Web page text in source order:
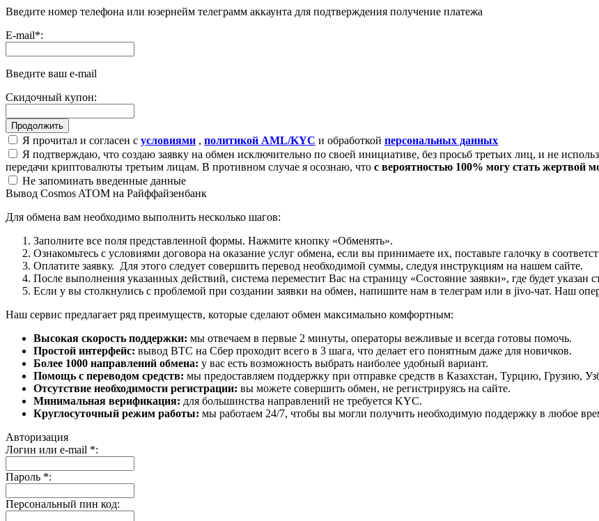
Введите номер телефона или юзернейм телеграмм аккаунта для подтверждения получение платежа
E-mail*:
Введите ваш e-mail
Скидочный купон:
Я прочитал и согласен с условиями , политикой AML/KYC и обработкой персональных данных
Я подтверждаю, что создаю заявку на обмен исключительно по своей инициативе, без просьб третьих лиц, и не
передачи криптовалюты третьим лицам. В противном случае я осознаю, что с вероятностью 100% могу стать жертвой
Не запоминать введенные данные
Вывод Cosmos ATOM на Райффайзенбанк
Для обмена вам необходимо выполнить несколько шагов:
Заполните все поля представленной формы. Нажмите кнопку «Обменять».
Ознакомьтесь с условиями договора на оказание услуг обмена, если вы принимаете их, поставьте галочку в
Оплатите заявку. Для этого следует совершить перевод необходимой суммы, следуя инструкциям на нашем сайте.
После выполнения указанных действий, система переместит Вас на страницу «Состояние заявки», где будет указан
Если у вы столкнулись с проблемой при создании заявки на обмен, напишите нам в телеграм или в jivo-чат. Наш
Наш сервис предлагает ряд преимуществ, которые сделают обмен максимально комфортным:
Высокая скорость поддержки: мы отвечаем в первые 2 минуты, операторы вежливые и всегда готовы помочь.
Простой интерфейс: вывод BTC на Сбер проходит всего в 3 шага, что делает его понятным даже для новичков.
Более 1000 направлений обмена: у вас есть возможность выбрать наиболее удобный вариант.
Помощь с переводом средств: мы предоставляем поддержку при отправке средств в Казахстан, Турцию, Грузию,
Отсутствие необходимости регистрации: вы можете совершить обмен, не регистрируясь на сайте.
Минимальная верификация: для большинства направлений не требуется KYC.
Круглосуточный режим работы: мы работаем 24/7, чтобы вы могли получить необходимую поддержку в любое
Авторизация
Логин или e-mail *:
Пароль *:
Персональный пин код: